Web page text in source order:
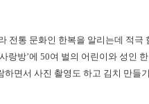
전통 문화인 한복을 알리는데 적
랑방’에 50여 벌의 어린이와 성인
면서 사진 촬영도 하고 김치 만들